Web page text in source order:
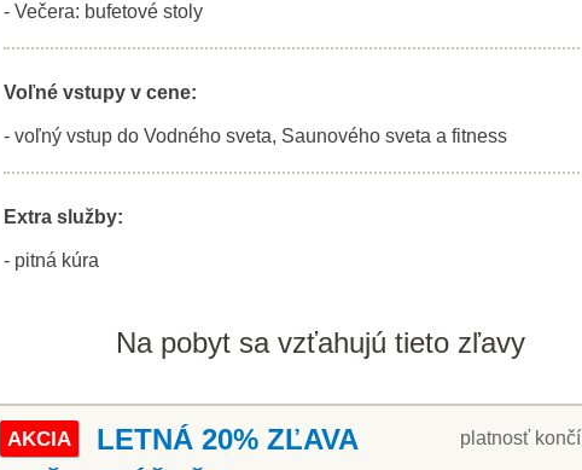
- Večera: bufetové stoly
Voľné vstupy v cene:
- voľný vstup do Vodného sveta, Saunového sveta a fitness
Extra služby:
- pitná kúra
Na pobyt sa vzťahujú tieto zľavy
AKCIA
LETNÁ 20% ZĽAVA
platnosť končí